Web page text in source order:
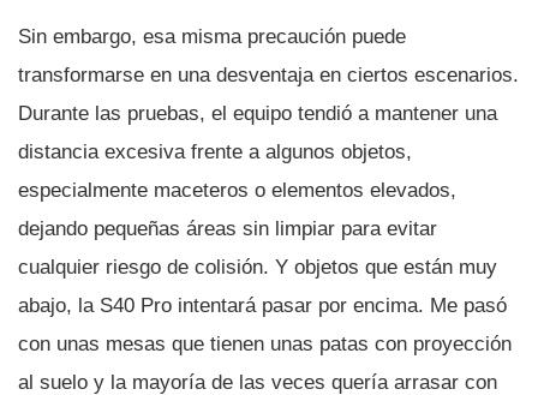
Sin embargo, esa misma precaución puede
transformarse en una desventaja en ciertos escenarios.
Durante las pruebas, el equipo tendió a mantener una
distancia excesiva frente a algunos objetos,
especialmente maceteros o elementos elevados,
dejando pequeñas áreas sin limpiar para evitar
cualquier riesgo de colisión. Y objetos que están muy
abajo, la S40 Pro intentará pasar por encima. Me pasó
con unas mesas que tienen unas patas con proyección
al suelo y la mayoría de las veces quería arrasar con